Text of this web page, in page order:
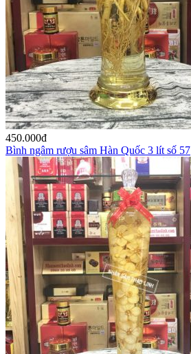
450.000đ
Bình ngâm rượu sâm Hàn Quốc 3 lít số 57